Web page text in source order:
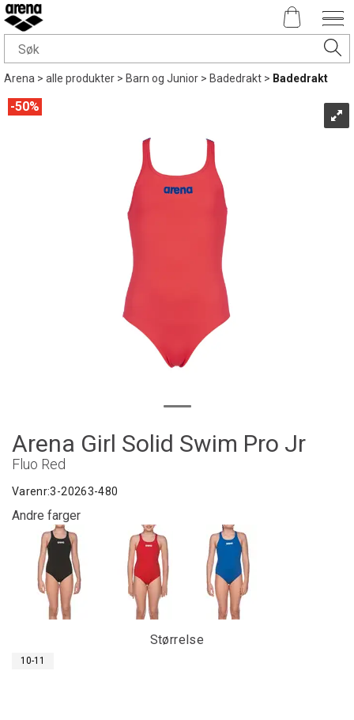
Arena>alle produkter>Barn og Junior>Badedrakt> Badedrakt
50%
Arena Girl Solid Swim Pro Jr
Fluo Red
Varenr:3-20263-480
Andre farger
Størrelse
10-11